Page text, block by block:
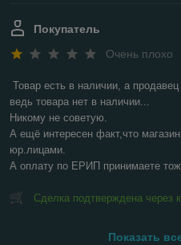
Покупатель
Очень плохо
Товар есть в наличии, а
ведь товара нет в наличии...
Никому не советую.
А ещё интересен факт,что
юр.лицами.
А оплату по ЕРИП принимаете
Сделка подтверждена через
Показать